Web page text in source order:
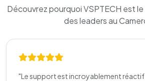
Découvrez pourquoi VSPTECH est
des leaders au
"Le support est incroyablement